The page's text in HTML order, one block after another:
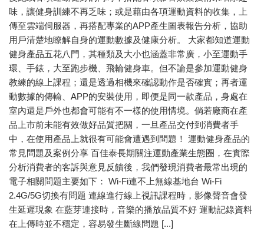
味，讓健身訓練不再乏味；或是藉由各項運動資料的收集，上
傳至雲端伺服器，再搭配專業的APP產生圖表報告分析，協助
用戶清楚地瞭解自身的運動數據及健康分析。 大家都知道運動
健身產品五花八門，其種類及大小也涵蓋非常廣，小至運動手
環、手錶，大至跑步機、飛輪健身車。但不論是參加運動健身
教練的線上課程；還是透過相機來確認動作是否確實；再者運
動數據的傳輸、APP的安裝使用，即便是同一款產品，身處在
室內還是戶外也都會可能有不一樣的使用情境。倘若廠商在產
品上市前未能有效做好品質把關，一旦產品交付到消費者手
中，在使用產品上就很有可能會遭遇到問題！ 運動健身產品的
常見問題及案例分享 百佳泰長期關注運動產業生態圈，在實際
分析消費者的客訴與意見反饋後，我們發現消費者最常出現的
電子相關問題主要如下： Wi-Fi連不上無線基地台 Wi-Fi
2.4G/5G切換有問題 連線進行線上視訊課程時，影像聲音會發
生延遲現象 在藍芽連接時，音樂的播放品質不好 運動記錄資料
在上傳時並不穩定，容易發生斷線問題 [...]